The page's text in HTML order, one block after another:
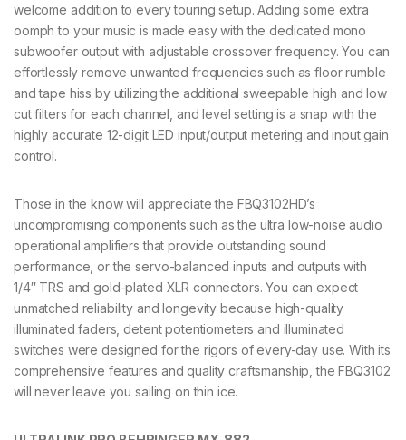
welcome addition to every touring setup. Adding some extra
oomph to your music is made easy with the dedicated mono
subwoofer output with adjustable crossover frequency. You can
effortlessly remove unwanted frequencies such as floor rumble
and tape hiss by utilizing the additional sweepable high and low
cut filters for each channel, and level setting is a snap with the
highly accurate 12-digit LED input/output metering and input gain
control.
Those in the know will appreciate the FBQ3102HD’s
uncompromising components such as the ultra low-noise audio
operational amplifiers that provide outstanding sound
performance, or the servo-balanced inputs and outputs with
1/4″ TRS and gold-plated XLR connectors. You can expect
unmatched reliability and longevity because high-quality
illuminated faders, detent potentiometers and illuminated
switches were designed for the rigors of every-day use. With its
comprehensive features and quality craftsmanship, the FBQ3102
will never leave you sailing on thin ice.